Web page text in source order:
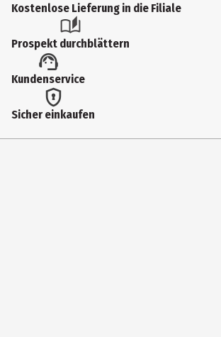
Produkttyp
Klassische Puzzles
Anzahl Teile
1000
Altersempfehlung ab
Kostenlose Lieferung in die Filiale
Prospekt durchblättern
Kundenservice
Sicher einkaufen